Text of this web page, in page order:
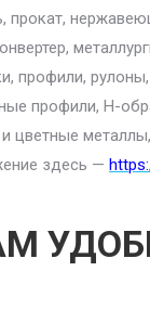
прокат,
профили,
профили, H-
цветные
здесь —